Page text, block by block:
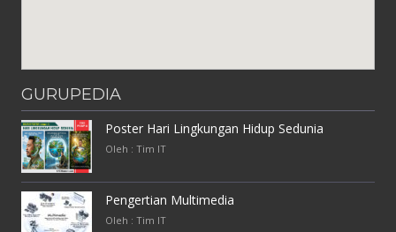
GURUPEDIA
Poster Hari Lingkungan Hidup Sedunia
Oleh : Tim IT
Pengertian Multimedia
Oleh : Tim IT